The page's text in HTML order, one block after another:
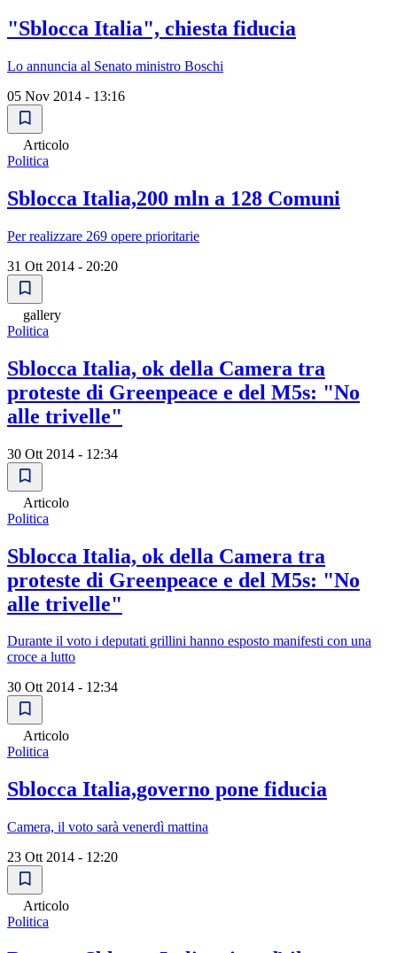
"Sblocca Italia", chiesta fiducia
Lo annuncia al Senato ministro Boschi
05 Nov 2014 - 13:16
Articolo
Politica
Sblocca Italia,200 mln a 128 Comuni
Per realizzare 269 opere prioritarie
31 Ott 2014 - 20:20
gallery
Politica
Sblocca Italia, ok della Camera tra
proteste di Greenpeace e del M5s: "No
alle trivelle"
30 Ott 2014 - 12:34
Articolo
Politica
Sblocca Italia, ok della Camera tra
proteste di Greenpeace e del M5s: "No
alle trivelle"
Durante il voto i deputati grillini hanno esposto manifesti con una
croce a lutto
30 Ott 2014 - 12:34
Articolo
Politica
Sblocca Italia,governo pone fiducia
Camera, il voto sarà venerdì mattina
23 Ott 2014 - 12:20
Articolo
Politica